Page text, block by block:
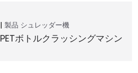
製品 シュレッダー機
PETボトルクラッシングマシン